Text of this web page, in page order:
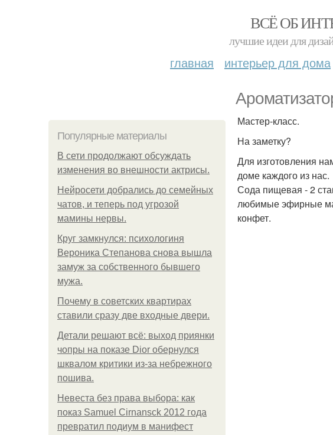
ВСЁ ОБ
лучшие идеи для
главная интерьер для дома
Популярные материалы
В сети продолжают обсуждать
изменения во внешности актрисы.
Нейросети добрались до семейных
чатов, и теперь под угрозой
мамины нервы.
Круг замкнулся: психологиня
Вероника Степанова снова вышла
замуж за собственного бывшего
мужа.
Почему в советских квартирах
ставили сразу две входные двери.
Детали решают всё: выход приянки
чопры на показе Dior обернулся
шквалом критики из-за небрежного
пошива.
Невеста без права выбора: как
показ Samuel Cirnansck 2012 года
превратил подиум в манифест
Мастер-класс.
На заметку?
Для изготовления
доме каждого из нас.
Сода пищевая - 2
любимые эфирные
конфет.